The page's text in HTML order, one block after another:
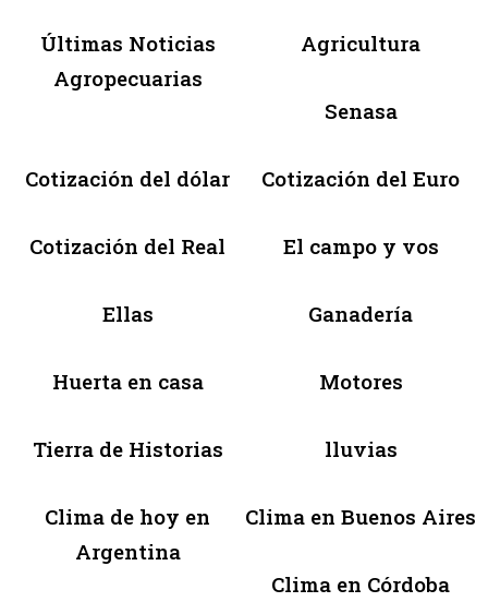
Últimas Noticias
Agropecuarias
Agricultura
Senasa
Cotización del dólar Cotización del Euro
Cotización del Real El campo y vos
Ellas Ganadería
Huerta en casa Motores
Tierra de Historias lluvias
Clima de hoy en
Argentina
Clima en Buenos Aires
Clima en Córdoba